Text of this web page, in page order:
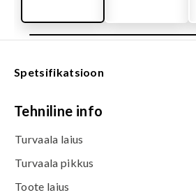
Spetsifikatsioon
Tehniline info
Turvaala laius
Turvaala pikkus
Toote laius